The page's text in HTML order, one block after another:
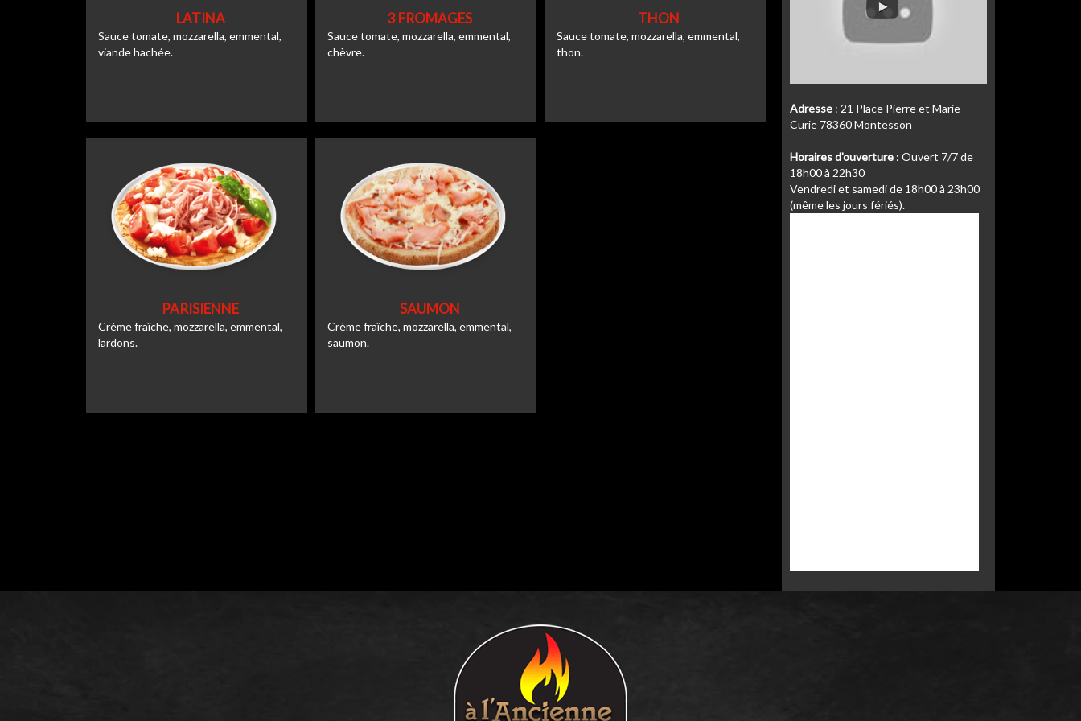
LATINA
Sauce tomate, mozzarella, emmental,
viande hachée.
3 FROMAGES
Sauce tomate, mozzarella, emmental,
chèvre.
THON
Sauce tomate, mozzarella, emmental,
thon.
PARISIENNE
Crème fraîche, mozzarella, emmental,
lardons.
SAUMON
Crème fraîche, mozzarella, emmental,
saumon.
Adresse : 21 Place Pierre et Marie
Curie 78360 Montesson
Horaires d'ouverture : Ouvert 7/7 de
18h00 à 22h30
Vendredi et samedi de 18h00 à 23h00
(même les jours fériés).